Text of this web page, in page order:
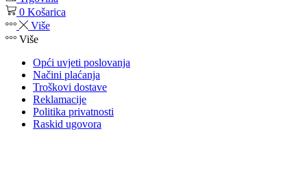
0 Košarica
Više
Više
Opći uvjeti poslovanja
Načini plaćanja
Troškovi dostave
Reklamacije
Politika privatnosti
Raskid ugovora